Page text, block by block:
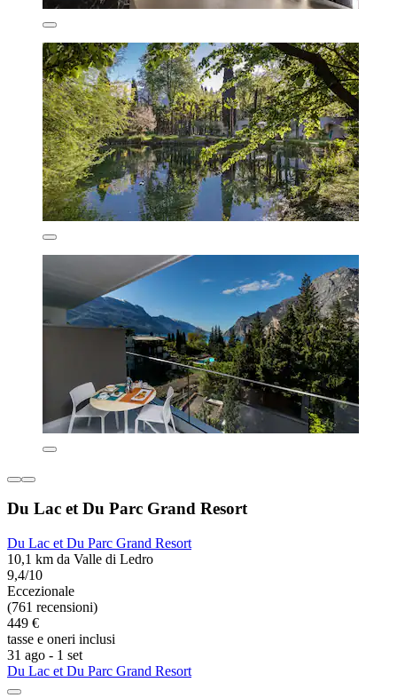
Du Lac et Du Parc Grand Resort
Du Lac et Du Parc Grand Resort
10,1 km da Valle di Ledro
9,4/10
Eccezionale
(761 recensioni)
449 €
tasse e oneri inclusi
31 ago - 1 set
Du Lac et Du Parc Grand Resort